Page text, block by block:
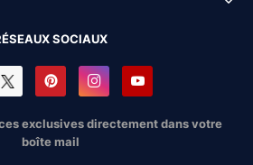
SOCIAUX
exclusives directement dans votre
boîte mail